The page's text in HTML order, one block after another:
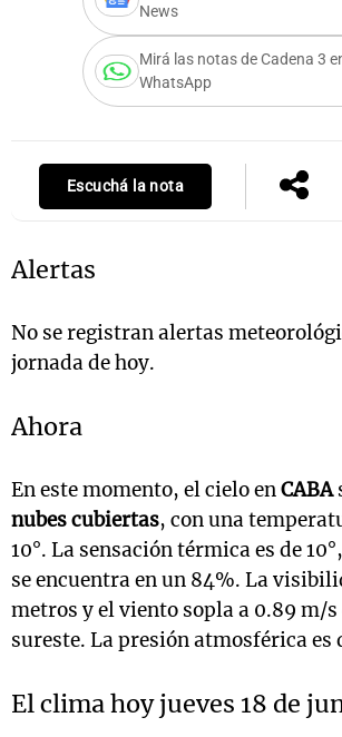
News
Mirá las notas de Cadena 3
WhatsApp
Escuchá la nota
Alertas
No se registran alertas
jornada de hoy.
Ahora
En este momento, el cielo enCABA
nubes cubiertas, con una
10°. La sensación térmica es de
se encuentra en un 84%. La
metros y el viento sopla a 0.89 m/s
sureste. La presión atmosférica es
El clima hoy jueves 18 de